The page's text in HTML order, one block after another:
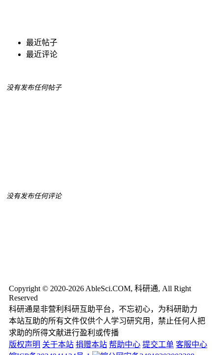
最近帖子
最近评论
没有发布任何帖子
没有发布任何评论
Copyright © 2020-2026 AbleSci.COM, 科研通, All Right
Reserved
科研通是非营利科研互助平台，不忘初心，为科研助力
本站互助的所有文件仅供个人学习研究用，禁止任何人把
求助的所得文献进行盈利或传播
版权声明 关于本站 捐赠本站 帮助中心 提交工单 客服中心